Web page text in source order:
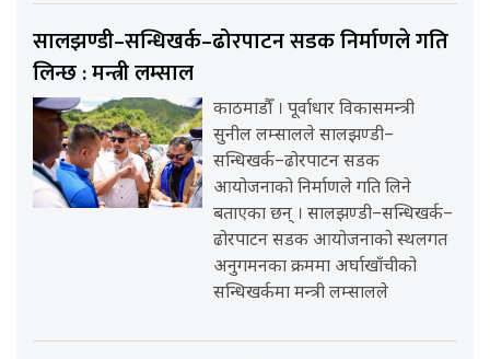
सालझण्डी–सन्धिखर्क–ढोरपाटन सडक निर्माणले गति
लिन्छ : मन्त्री लम्साल
काठमाडौँ । पूर्वाधार विकासमन्त्री
सुनील लम्सालले सालझण्डी–
सन्धिखर्क–ढोरपाटन सडक
आयोजनाको निर्माणले गति लिने
बताएका छन् । सालझण्डी–सन्धिखर्क–
ढोरपाटन सडक आयोजनाको स्थलगत
अनुगमनका क्रममा अर्घाखाँचीको
सन्धिखर्कमा मन्त्री लम्सालले